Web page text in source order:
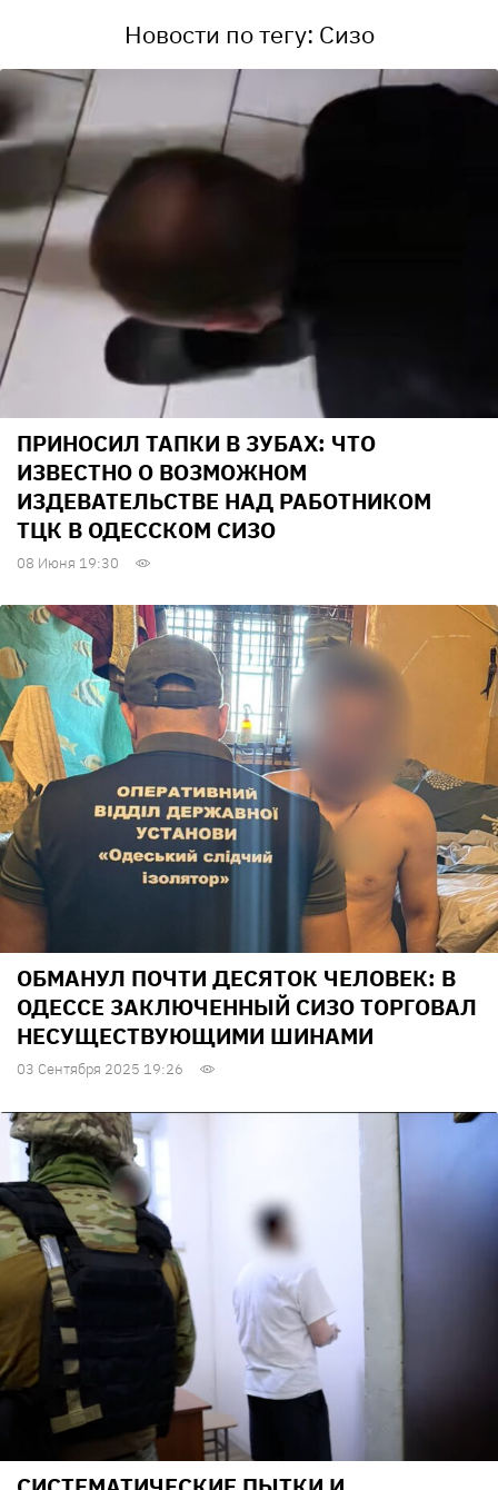
Новости по тегу: Сизо
ПРИНОСИЛ ТАПКИ В ЗУБАХ: ЧТО
ИЗВЕСТНО О ВОЗМОЖНОМ
ИЗДЕВАТЕЛЬСТВЕ НАД РАБОТНИКОМ
ТЦК В ОДЕССКОМ СИЗО
08 Июня 19:30
ОБМАНУЛ ПОЧТИ ДЕСЯТОК ЧЕЛОВЕК: В
ОДЕССЕ ЗАКЛЮЧЕННЫЙ СИЗО ТОРГОВАЛ
НЕСУЩЕСТВУЮЩИМИ ШИНАМИ
03 Сентября 2025 19:26